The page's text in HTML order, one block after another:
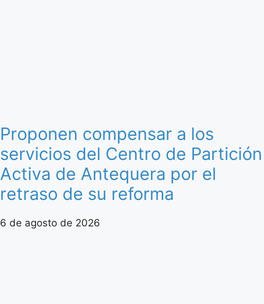
Proponen compensar a los
servicios del Centro de Partición
Activa de Antequera por el
retraso de su reforma
6 de agosto de 2026